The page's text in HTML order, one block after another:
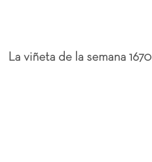
La viñeta de la semana 1670